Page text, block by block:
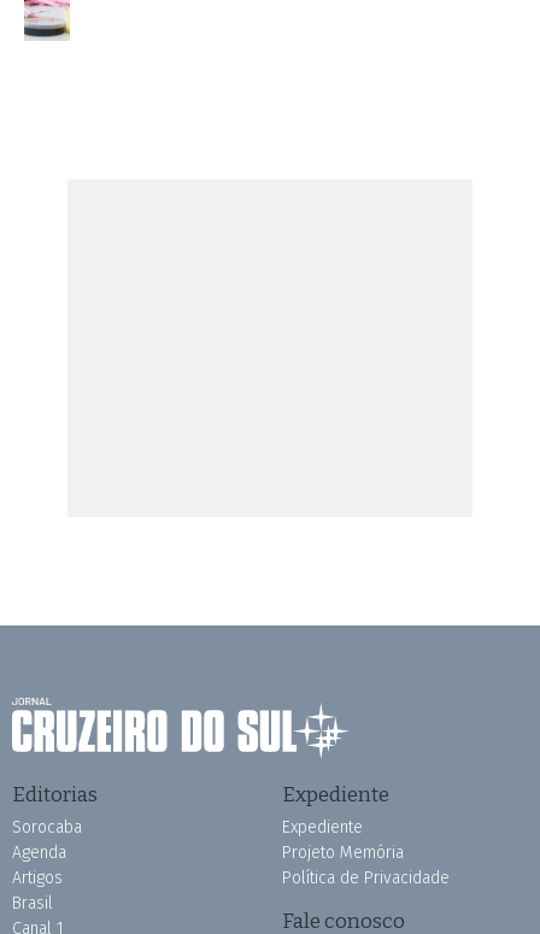
Editorias
Sorocaba
Agenda
Artigos
Brasil
Canal 1
Expediente
Expediente
Projeto Memória
Política de Privacidade
Fale conosco